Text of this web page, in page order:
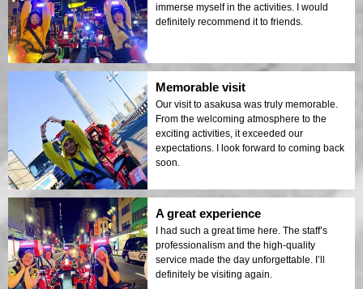
immerse myself in the activities. I would
definitely recommend it to friends.
Memorable visit
Our visit to asakusa was truly memorable.
From the welcoming atmosphere to the
exciting activities, it exceeded our
expectations. I look forward to coming back
soon.
A great experience
I had such a great time here. The staff’s
professionalism and the high-quality
service made the day unforgettable. I’ll
definitely be visiting again.